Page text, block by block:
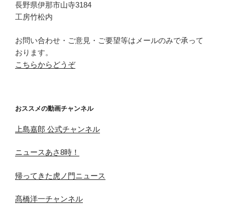
長野県伊那市山寺3184
工房竹松内
お問い合わせ・ご意見・ご要望等はメールのみで承って
おります。
こちらからどうぞ
おススメの動画チャンネル
上島嘉郎 公式チャンネル
ニュースあさ8時！
帰ってきた虎ノ門ニュース
髙橋洋一チャンネル